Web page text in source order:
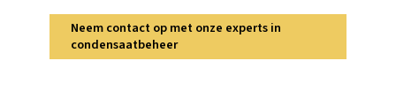
Ontdek de belangrijkste
kenmerken van de